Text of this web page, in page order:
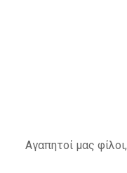
Αγαπητοί μας φίλοι,